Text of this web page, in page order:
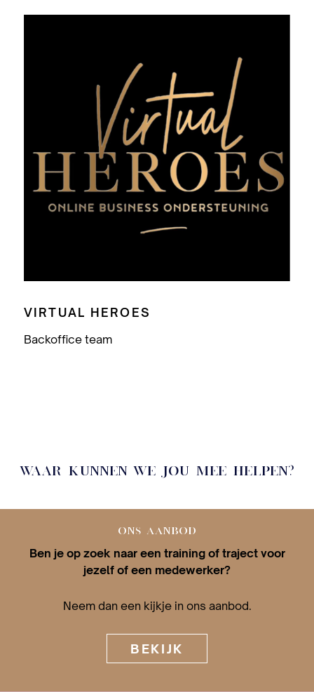
VIRTUAL HEROES
Backoffice team
WAAR KUNNEN WE JOU MEE HELPEN?
ONS AANBOD
Ben je op zoek naar een training of traject voor
jezelf of een medewerker?
Neem dan een kijkje in ons aanbod.
BEKIJK